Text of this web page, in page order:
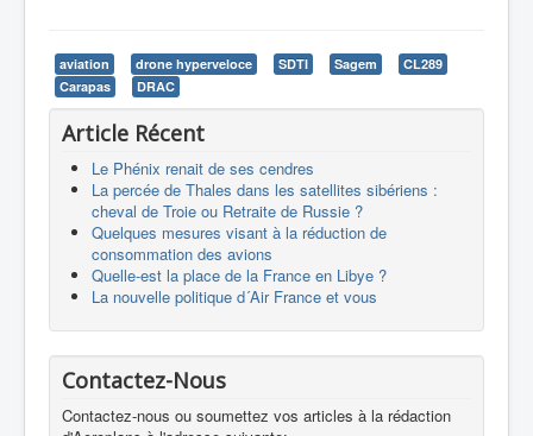
aviation drone hyperveloce SDTI Sagem
CL289
Carapas
DRAC
Article Récent
Le Phénix renait de ses cendres
La percée de Thales dans les satellites sibériens :
cheval de Troie ou Retraite de Russie ?
Quelques mesures visant à la réduction de
consommation des avions
Quelle-est la place de la France en Libye ?
La nouvelle politique d´Air France et vous
Contactez-Nous
Contactez-nous ou soumettez vos articles à la rédaction